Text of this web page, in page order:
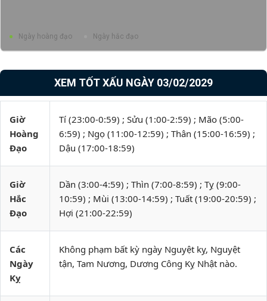
Ngày hoàng đạo Ngày hắc đạo
XEM TỐT XẤU NGÀY 03/02/2029
Giờ
Hoàng
Đạo
Tí (23:00-0:59) ; Sửu (1:00-2:59) ; Mão (5:00-
6:59) ; Ngọ (11:00-12:59) ; Thân (15:00-16:59) ;
Dậu (17:00-18:59)
Giờ
Hắc
Đạo
Dần (3:00-4:59) ; Thìn (7:00-8:59) ; Tỵ (9:00-
10:59) ; Mùi (13:00-14:59) ; Tuất (19:00-20:59) ;
Hợi (21:00-22:59)
Các
Ngày
Kỵ
Không phạm bất kỳ ngày Nguyệt kỵ, Nguyệt
tận, Tam Nương, Dương Công Kỵ Nhật nào.